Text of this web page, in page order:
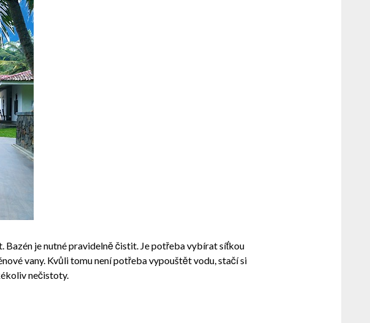
Bazén je nutné pravidelně čistit. Je potřeba vybírat síťkou
vany. Kvůli tomu není potřeba vypouštět vodu, stačí si
nečistoty.